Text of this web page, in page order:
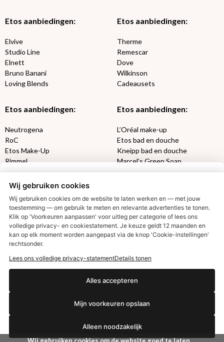
Etos aanbiedingen:
Elvive
Studio Line
Elnett
Bruno Banani
Loving Blends
Etos aanbiedingen:
Therme
Remescar
Dove
Wilkinson
Cadeausets
Etos aanbiedingen:
Neutrogena
RoC
Etos Make-Up
Rimmel
Max Factor
Etos aanbiedingen:
L’Oréal make-up
Etos bad en douche
Kneipp bad en douche
Marcel’s Green Soap
Oral-B
Etos aanbiedingen:
Aussie
Gillette
Gezichtsverzorging
Syoss
DETOXEN
Always
Libresse
Gliss Kur
Etos billendoekjes
VISION SUN
Zwitsal SUN
Wij gebruiken cookies
Wij gebruiken cookies om de website te laten werken en — met jouw
toestemming — om gebruik te meten en relevante advertenties te tonen.
Klik op 'Voorkeuren aanpassen' voor uitleg per categorie of lees ons
volledige privacy- en cookiestatement. Je keuze geldt 12 maanden en
kan op elk moment worden aangepast via de knop 'Cookie-instellingen'
rechtsonder.
Lees ons volledige privacy-statementDetails tonen
Alles accepteren
Mijn voorkeuren opslaan
Alleen noodzakelijk
€2,50 korting?
Ja, ik wil korting